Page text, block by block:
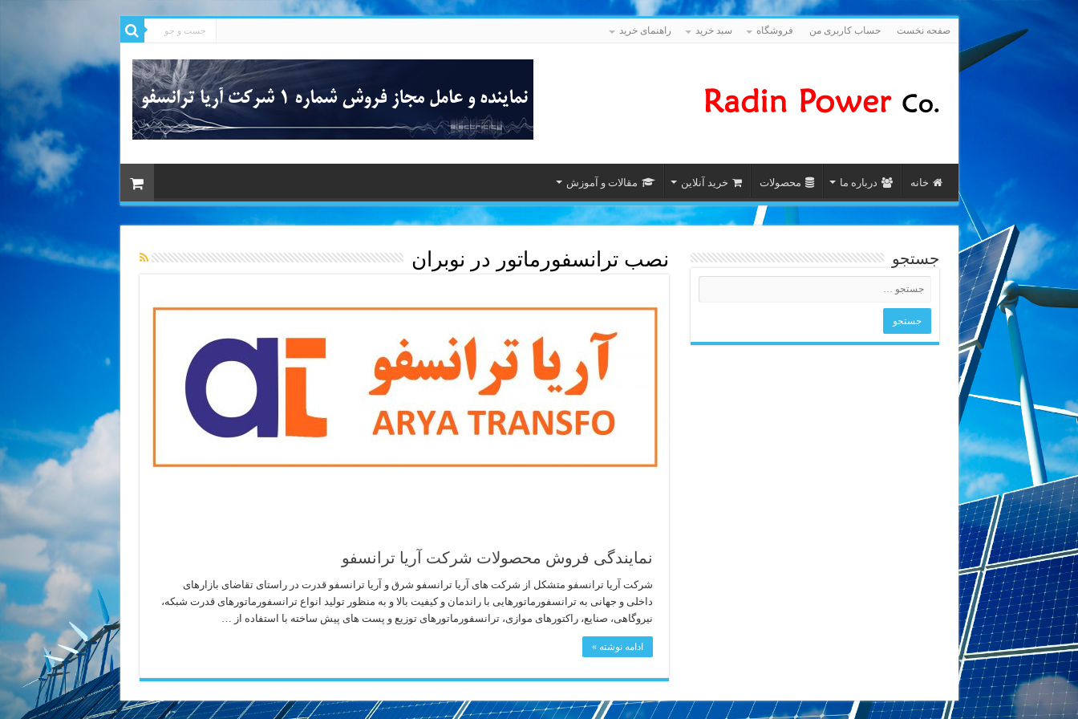
صفحه نخست حساب کاربری من فروشگاه سبد خرید راهنمای خرید
خانه درباره ما محصولات خرید آنلاین مقالات و آموزش
نصب ترانسفورماتور در نوبران
نمایندگی فروش محصولات شرکت آریا ترانسفو
شرکت آریا ترانسفو متشکل از شرکت های آریا ترانسفو شرق و آریا ترانسفو قدرت در راستای تقاضای بازارهای
داخلی و جهانی به ترانسفورماتورهایی با راندمان و کیفیت بالا و به منظور تولید انواع ترانسفورماتورهای قدرت شبکه،
نیروگاهی، صنایع، راکتورهای موازی، ترانسفورماتورهای توزیع و پست های پیش ساخته با استفاده از …
ادامه نوشته »
جستجو